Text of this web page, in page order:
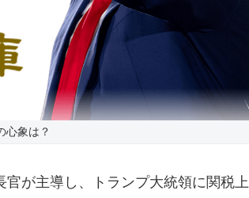
心象は？
が主導し、トランプ大統領に関税上